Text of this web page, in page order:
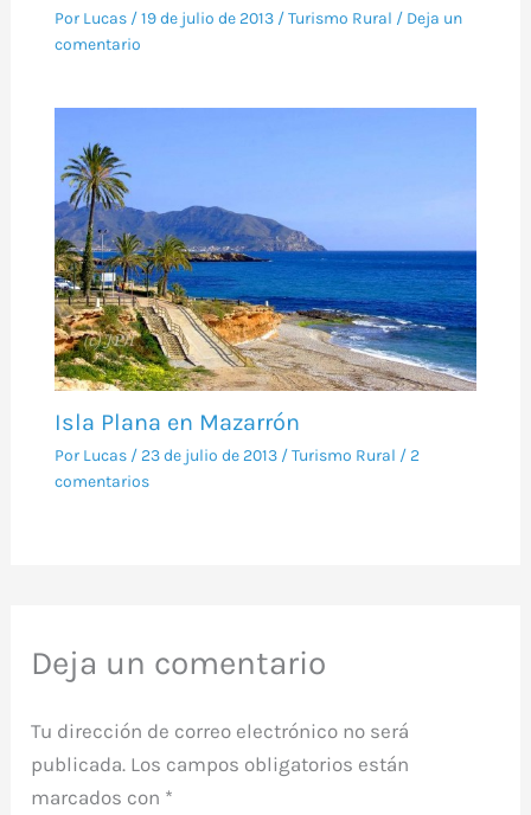
Por Lucas /19 de julio de 2013 /Turismo Rural / Deja un
comentario
Isla Plana en Mazarrón
Por Lucas /23 de julio de 2013 /Turismo Rural /2
comentarios
Deja un comentario
Tu dirección de correo electrónico no será
publicada. Los campos obligatorios están
marcados con *